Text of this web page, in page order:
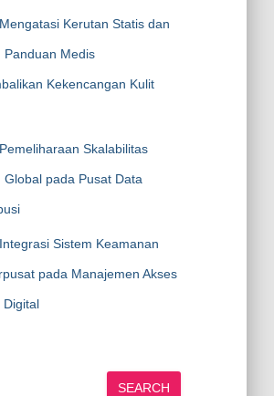
Kerutan Statis dan
Panduan Medis
Kekencangan Kulit
Skalabilitas
Global pada Pusat Data
Sistem Keamanan
pada Manajemen Akses
Digital
SEARCH